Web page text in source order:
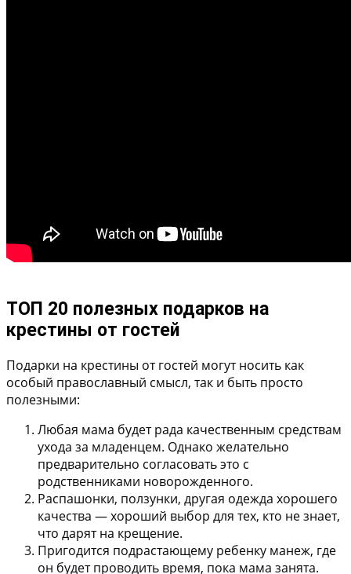
ТОП 20 полезных подарков на
крестины от гостей
Подарки на крестины от гостей могут носить как
особый православный смысл, так и быть просто
полезными:
Любая мама будет рада качественным средствам
ухода за младенцем. Однако желательно
предварительно согласовать это с
родственниками новорожденного.
Распашонки, ползунки, другая одежда хорошего
качества — хороший выбор для тех, кто не знает,
что дарят на крещение.
Пригодится подрастающему ребенку манеж, где
он будет проводить время, пока мама занята.